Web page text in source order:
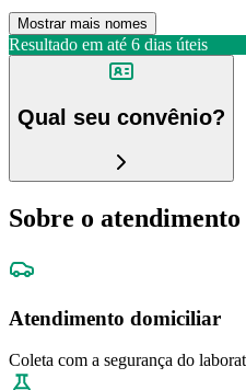
Mostrar mais nomes
Resultado em até 6 dias úteis
Qual seu convênio?
Sobre o atendimento
Atendimento domiciliar
Coleta com a segurança do